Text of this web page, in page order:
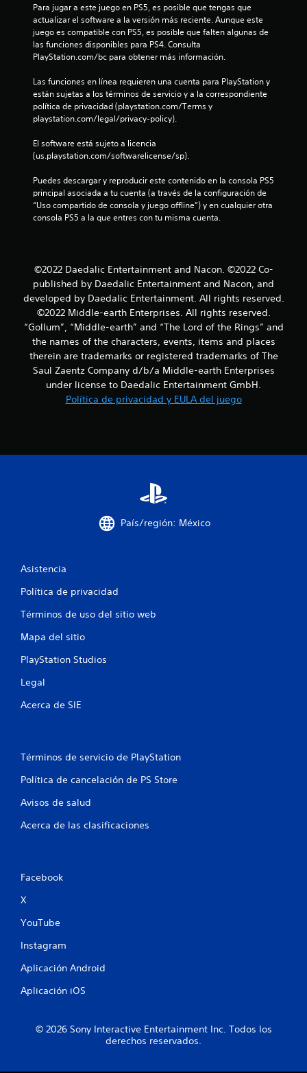
Para jugar a este juego en PS5, es posible que tengas que
actualizar el software a la versión más reciente. Aunque este
juego es compatible con PS5, es posible que falten algunas de
las funciones disponibles para PS4. Consulta
PlayStation.com/bc para obtener más información.
Las funciones en línea requieren una cuenta para PlayStation y
están sujetas a los términos de servicio y a la correspondiente
política de privacidad (playstation.com/Terms y
playstation.com/legal/privacy-policy).
El software está sujeto a licencia
(us.playstation.com/softwarelicense/sp).
Puedes descargar y reproducir este contenido en la consola PS5
principal asociada a tu cuenta (a través de la configuración de
“Uso compartido de consola y juego offline”) y en cualquier otra
consola PS5 a la que entres con tu misma cuenta.
©2022 Daedalic Entertainment and Nacon. ©2022 Co-
published by Daedalic Entertainment and Nacon, and
developed by Daedalic Entertainment. All rights reserved.
©2022 Middle-earth Enterprises. All rights reserved.
“Gollum”, “Middle-earth” and “The Lord of the Rings” and
the names of the characters, events, items and places
therein are trademarks or registered trademarks of The
Saul Zaentz Company d/b/a Middle-earth Enterprises
under license to Daedalic Entertainment GmbH.
Política de privacidad y EULA del juego
País/región: México
Asistencia
Política de privacidad
Términos de uso del sitio web
Mapa del sitio
PlayStation Studios
Legal
Acerca de SIE
Términos de servicio de PlayStation
Política de cancelación de PS Store
Avisos de salud
Acerca de las clasificaciones
Facebook
X
YouTube
Instagram
Aplicación Android
Aplicación iOS
© 2026 Sony Interactive Entertainment Inc. Todos los
derechos reservados.